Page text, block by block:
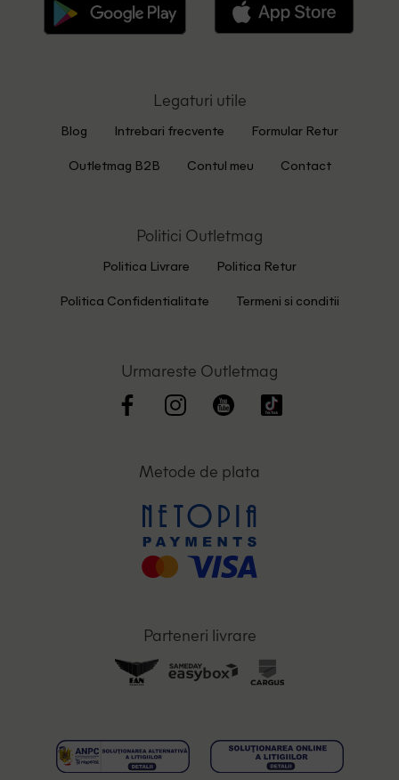
Legaturi utile
Blog Intrebari frecvente Formular Retur
Outletmag B2B Contul meu Contact
Politici Outletmag
Politica Livrare Politica Retur
Politica Confidentialitate Termeni si conditii
Urmareste Outletmag
Metode de plata
Parteneri livrare